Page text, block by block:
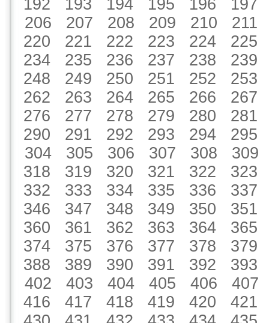
192
193 194 195 196
197
206
207 208 209 210
211
220
221 222 223 224
225
234
235 236 237 238
239
248
249 250 251 252
253
262
263 264 265 266
267
276
277 278 279 280
281
290
291 292 293 294
295
304
305 306 307 308
309
318
319 320 321 322
323
332
333 334 335 336
337
346
347 348 349 350
351
360
361 362 363 364
365
374
375 376 377 378
379
388
389 390 391 392
393
402
403 404 405 406
407
416
417 418 419 420
421